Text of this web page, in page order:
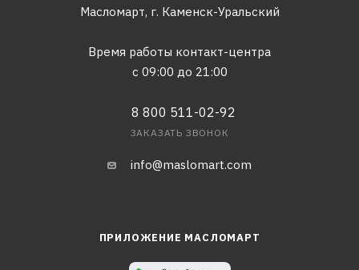
Масломарт, г. Каменск-Уральский
Время работы контакт-центра
с 09:00 до 21:00
8 800 511-02-92
ЗАКАЗАТЬ ЗВОНОК
info@maslomart.com
ПРИЛОЖЕНИЕ МАСЛОМАРТ